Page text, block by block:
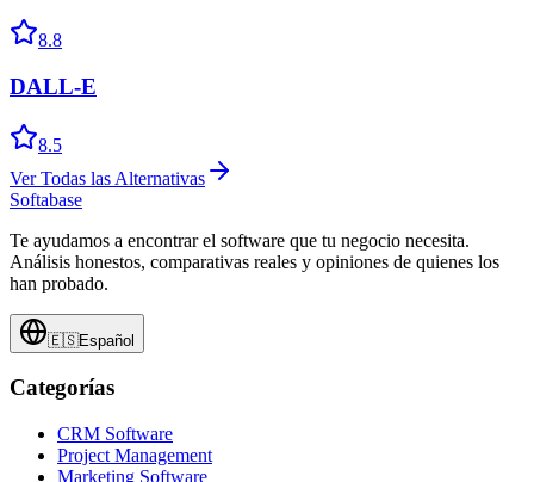
8.8
DALL-E
8.5
Ver Todas las Alternativas
Softabase
Te ayudamos a encontrar el software que tu negocio necesita.
Análisis honestos, comparativas reales y opiniones de quienes los
han probado.
🇪🇸Español
Categorías
CRM Software
Project Management
Marketing Software